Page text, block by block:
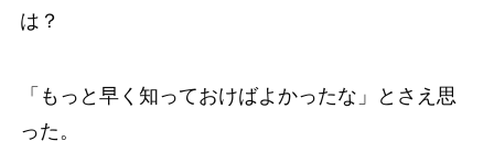
は？
「もっと早く知っておけばよかったな」とさえ思
った。